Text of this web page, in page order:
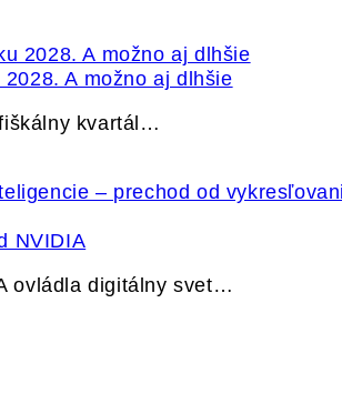
A možno aj dlhšie
kvartál…
NVIDIA
ovládla digitálny svet…